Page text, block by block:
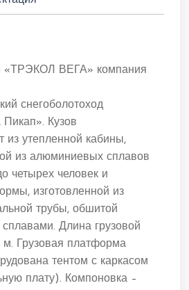
«ТРЭКОЛ ВЕГА» компания
снегоболотоход
Кузов
из утепленной кабины,
из алюминиевых сплавов
четырех человек и
изготовленной из
трубы, обшитой
Длина грузовой
Грузовая платформа
тентом с каркасом
плату). Компоновка –